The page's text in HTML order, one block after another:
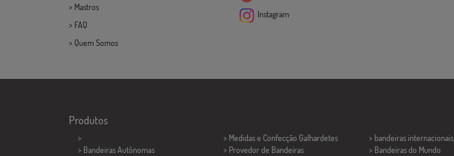
> Mastros
> FAQ
> Quem Somos
Instagram
Produtos
>
> Bandeiras Autônomas
> Medidas e Confecção Galhardetes
> Provedor de Bandeiras
> bandeiras internacionais
> Bandeiras do Mundo